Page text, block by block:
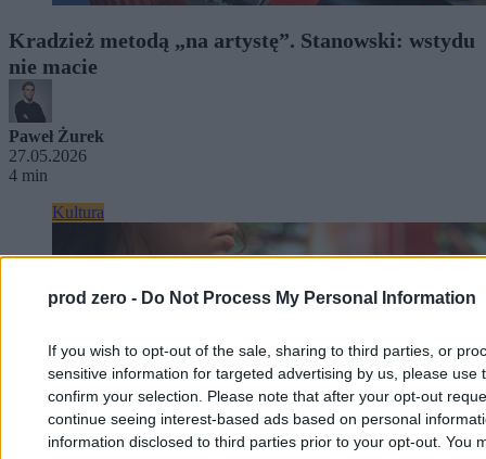
prod zero - Do Not Process My Personal Information
If you wish to opt-out of the sale, sharing to third parties, or
sensitive information for targeted advertising by us, please use
confirm your selection. Please note that after your opt-out
continue seeing interest-based ads based on personal
information disclosed to third parties prior to your opt-out. You
Kradzież metodą „na artystę”. Stanowski: wstydu
nie macie
Paweł Żurek
27.05.2026
4 min
Kultura